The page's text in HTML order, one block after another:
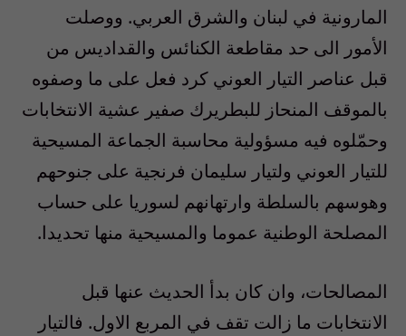
المارونية في لبنان والشرق العربي. ووصلت
الأمور الى حد مقاطعة الكنائس والقداديس من
قبل عناصر التيار العوني كرد فعل على ما وصفوه
بالموقف المنحاز للبطريرك صفير عشية الانتخابات
وحمّلوه فيه مسؤولية محاسبة الجماعة المسيحية
للتيار العوني ولتيار سليمان فرنجية على جنوحهم
وهوسهم بالسلطة وارتهانهم لسوريا على حساب
المصلحة الوطنية عموما والمسيحية منها تحديدا.
المصالحات، وان كان بدأ الحديث عنها قبل
الانتخابات ما زالت تقف في المربع الاول. فالتيار